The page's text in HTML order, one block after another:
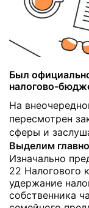
Был
налогово-
На
пересмотрен
сферы и
Выделим
Изначально
22 Налогового
удержание
собственника